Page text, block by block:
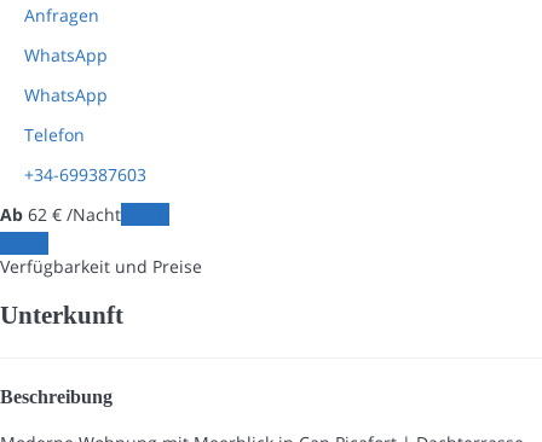
Anfragen
WhatsApp
WhatsApp
Telefon
+34-699387603
Ab 62 € /Nacht
Verfügbarkeit und Preise
Unterkunft
Beschreibung